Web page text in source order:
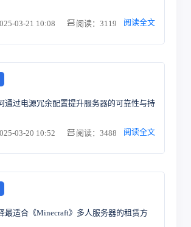
03-21 10:08
阅读：3119 阅读全文
通过电源冗余配置提升服务器的可靠性与持
03-20 10:52
阅读：3488 阅读全文
最适合《Minecraft》多人服务器的租赁方